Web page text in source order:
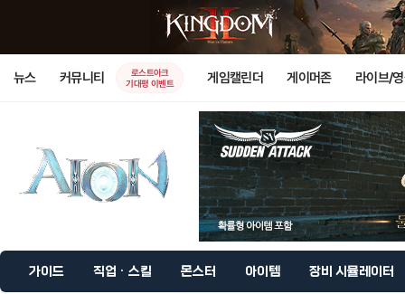
뉴스 커뮤니티
로스트아크
기대평 이벤트
게임캘린더 게이머존 라이브/
가이드 직업 · 스킬 몬스터 아이템 장비 시뮬레이터